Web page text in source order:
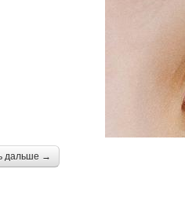
дальше →